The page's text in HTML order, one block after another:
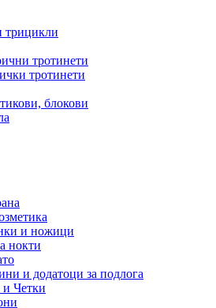
трицикли
тротинети
тротинети
блокови
и ножици
нокти
и додатоци за подлога
Четки